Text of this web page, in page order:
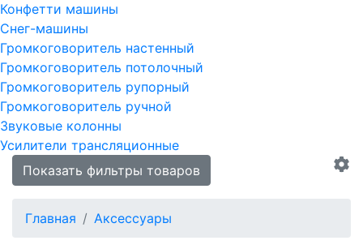
Конфетти машины
Снег-машины
Громкоговоритель настенный
Громкоговоритель потолочный
Громкоговоритель рупорный
Громкоговоритель ручной
Звуковые колонны
Усилители трансляционные
Показать фильтры товаров
Главная Аксессуары